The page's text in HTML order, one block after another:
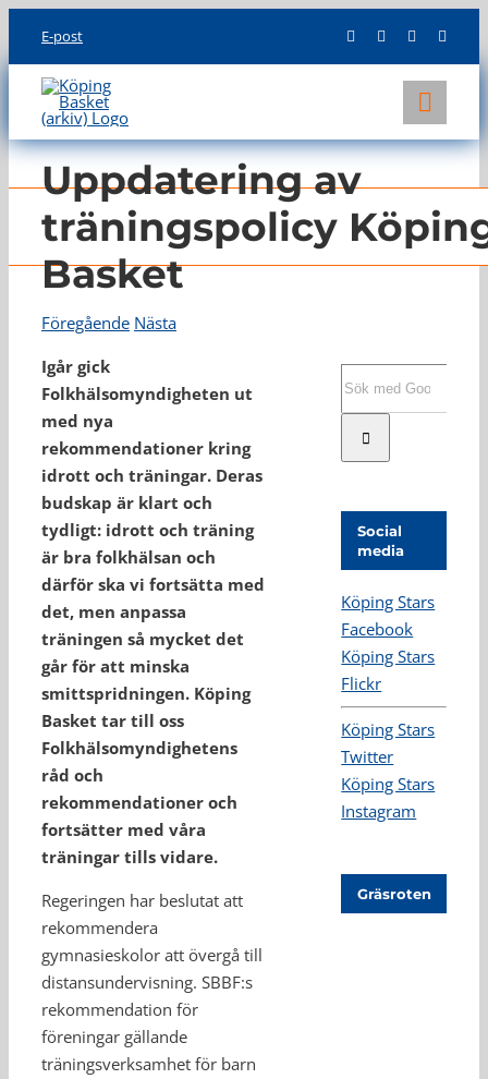
content
E-post
KLUBBEN
INFO
Uppdatering av
träningspolicy
Basket
Föregående Nästa
Igår gick
Folkhälsomyndigheten ut
med nya
rekommendationer kring
idrott och träningar. Deras
budskap är klart och
tydligt: idrott och träning
är bra folkhälsan och
därför ska vi fortsätta med
det, men anpassa
träningen så mycket det
går för att minska
smittspridningen. Köping
Basket tar till oss
Folkhälsomyndighetens
råd och
rekommendationer och
fortsätter med våra
träningar tills vidare.
Regeringen har beslutat att
rekommendera
gymnasieskolor att övergå till
distansundervisning. SBBF:s
rekommendation för
föreningar gällande
träningsverksamhet för barn
Social
media
Köping Stars
Facebook
Köping Stars
Flickr
Köping Stars
Twitter
Köping Stars
Instagram
Gräsroten